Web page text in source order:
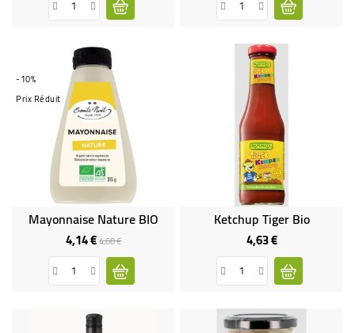
-10%
Prix Réduit
Mayonnaise Nature BIO
4,14 €Prix
de
base
4,60 €Prix
Ketchup Tiger Bio
4,63 €Prix